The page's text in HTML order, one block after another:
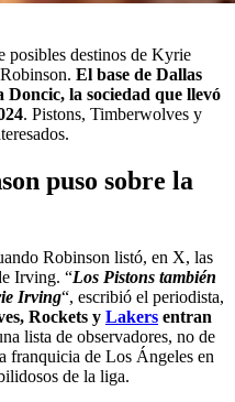
posibles destinos de Kyrie
El base de Dallas
la sociedad que llevó
. Pistons, Timberwolves y
puso sobre la
Robinson listó, en X, las
Irving. “Los Pistons también
Irving“, escribió el periodista,
Rockets y Lakers entran
lista de observadores, no de
franquicia de Los Ángeles en
de la liga.